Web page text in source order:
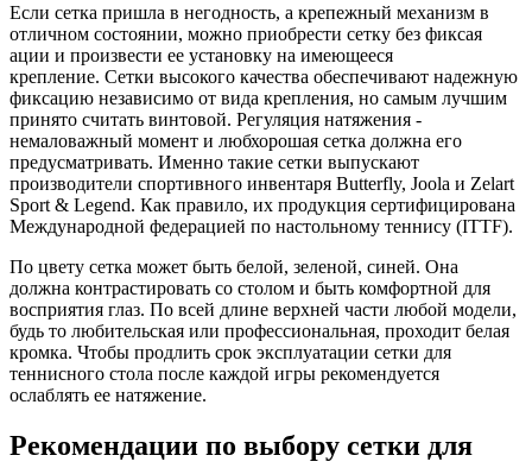
Если сетка пришла в негодность, а крепежный механизм в
отличном состоянии, можно приобрести сетку без фиксая
ации и произвести ее установку на имеющееся
крепление. Сетки высокого качества обеспечивают надежную
фиксацию независимо от вида крепления, но самым лучшим
принято считать винтовой. Регуляция натяжения -
немаловажный момент и любхорошая сетка должна его
предусматривать. Именно такие сетки выпускают
производители спортивного инвентаря Butterfly, Joola и Zelart
Sport & Legend. Как правило, их продукция сертифицирована
Международной федерацией по настольному теннису (ITTF).
По цвету сетка может быть белой, зеленой, синей. Она
должна контрастировать со столом и быть комфортной для
восприятия глаз. По всей длине верхней части любой модели,
будь то любительская или профессиональная, проходит белая
кромка. Чтобы продлить срок эксплуатации сетки для
теннисного стола после каждой игры рекомендуется
ослаблять ее натяжение.
Рекомендации по выбору сетки для